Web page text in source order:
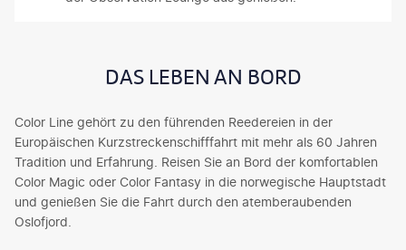
DAS LEBEN AN BORD
Color Line gehört zu den führenden Reedereien in der
Europäischen Kurzstreckenschifffahrt mit mehr als 60 Jahren
Tradition und Erfahrung. Reisen Sie an Bord der komfortablen
Color Magic oder Color Fantasy in die norwegische Hauptstadt
und genießen Sie die Fahrt durch den atemberaubenden
Oslofjord.